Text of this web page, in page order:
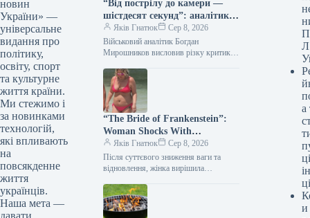
новин
України» —
універсальне
видання про
політику,
освіту, спорт
та культурне
життя країни.
Ми стежимо і
за новинками
технологій,
які впливають
на
повсякденне
життя
українців.
Наша мета —
“Від пострілу до камери —
шістдесят секунд”: аналітик
оборонної сфери попередив
про смертельну загрозу
документування влучень
Яків Гнатюк
Сер 8, 2026
Військовий аналітик Богдан
Мирошников висловив різку критику
російських ракетних ударів у мережі
одразу після атак.…
“The Bride of Frankenstein”:
Woman Shocks With
Appearance After Dozens of
Plastic Surgeries (Photo)
Яків Гнатюк
Сер 8, 2026
Після суттєвого зниження ваги та
відновлення, жінка вирішила
вигляд. Протягом року вона пройшла
низку хірургічних втручань,…
Л
а
ці
и